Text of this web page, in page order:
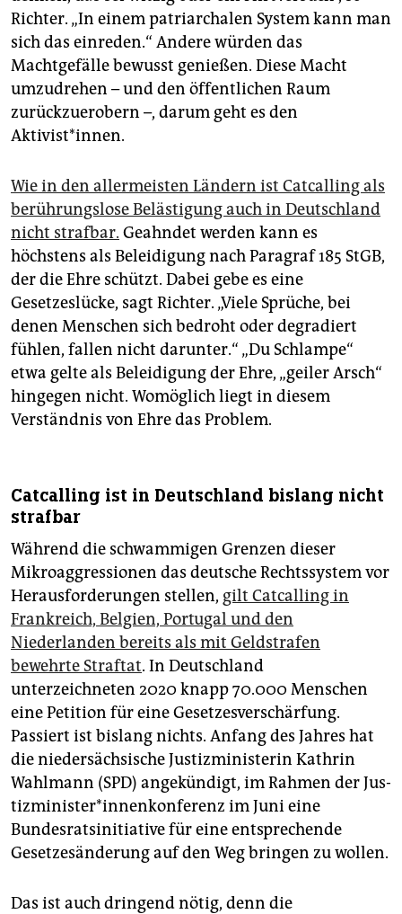
Richter. „In einem patriarchalen System kann man
sich das einreden.“ Andere würden das
Machtgefälle bewusst genießen. Diese Macht
umzudrehen – und den öffentlichen Raum
zurückzuerobern –, darum geht es den
Aktivist*innen.
Wie in den allermeisten Ländern ist Catcalling als
berührungslose Belästigung auch in Deutschland
nicht strafbar. Geahndet werden kann es
höchstens als Beleidigung nach Paragraf 185 StGB,
der die Ehre schützt. Dabei gebe es eine
Gesetzeslücke, sagt Richter. „Viele Sprüche, bei
denen Menschen sich bedroht oder degradiert
fühlen, fallen nicht darunter.“ „Du Schlampe“
etwa gelte als Beleidigung der Ehre, „geiler Arsch“
hingegen nicht. Womöglich liegt in diesem
Verständnis von Ehre das Problem.
Catcalling ist in Deutschland bislang nicht
strafbar
Während die schwammigen Grenzen dieser
Mikroaggressionen das deutsche Rechtssystem vor
Herausforderungen stellen, gilt Catcalling in
Frankreich, Belgien, Portugal und den
Niederlanden bereits als mit Geldstrafen
bewehrte Straftat. In Deutschland
unterzeichneten 2020 knapp 70.000 Menschen
eine Petition für eine Gesetzesverschärfung.
Passiert ist bislang nichts. Anfang des Jahres hat
die niedersächsische Justizministerin Kathrin
Wahlmann (SPD) angekündigt, im Rahmen der Jus­
tiz­mi­nis­te­r*in­nen­kon­fe­renz im Juni eine
Bundesratsinitiative für eine entsprechende
Gesetzesänderung auf den Weg bringen zu wollen.
Das ist auch dringend nötig, denn die